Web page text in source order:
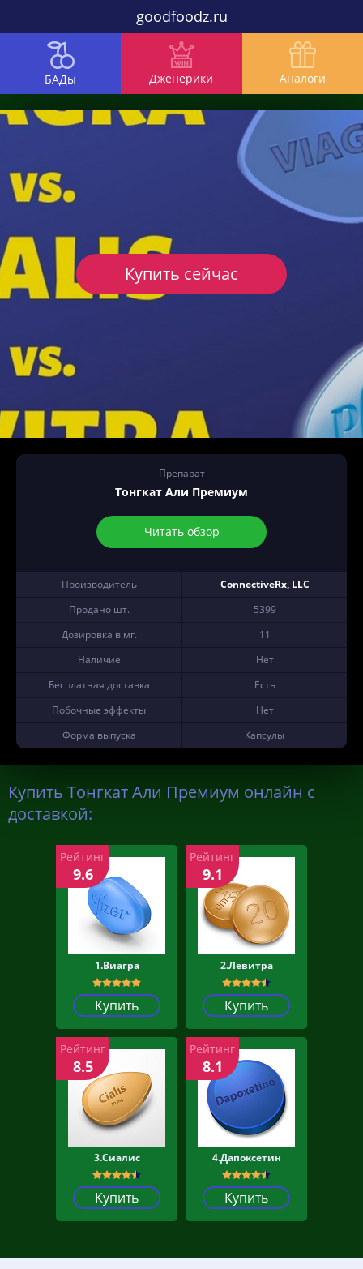
goodfoodz.ru
БАДы Дженерики Аналоги
Препарат
Тонгкат Али Премиум
Читать обзор
Производитель
ConnectiveRx, LLC
Продано шт.
5399
Дозировка в мг.
11
Наличие
Нет
Бесплатная доставка
Есть
Побочные эффекты
Нет
Форма выпуска
Капсулы
Купить сейчас
Купить Тонгкат Али Премиум онлайн с
доставкой:
1.Виагра
Купить
Рейтинг
9.6
2.Левитра
Купить
Рейтинг
9.1
3.Сиалис
Купить
Рейтинг
8.5
4.Дапоксетин
Купить
Рейтинг
8.1